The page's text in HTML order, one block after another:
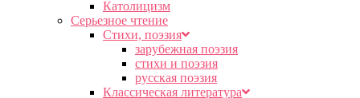
Католицизм
Серьезное чтение
Cтихи, поэзия
зарубежная поэзия
стихи и поэзия
русская поэзия
Классическая литература